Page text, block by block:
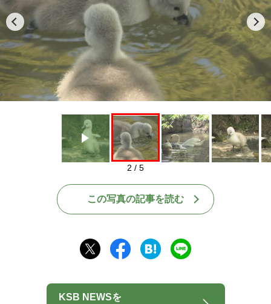
Play
2 / 5
この写真の記事を読む
KSB NEWSを